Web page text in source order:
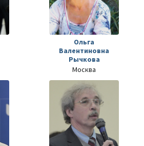
Ольга
Валентиновна
Рычкова
Москва